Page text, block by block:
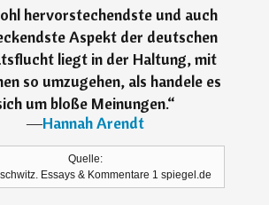
hervorstechendste und auch
Aspekt der deutschen
liegt in der Haltung, mit
so umzugehen, als handele es
um bloße Meinungen.“
―Hannah Arendt
Quelle:
Essays & Kommentare 1 spiegel.de